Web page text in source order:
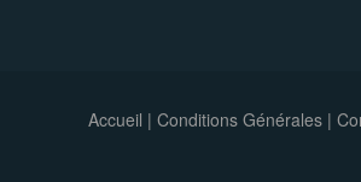
Accueil | Conditions Générales|